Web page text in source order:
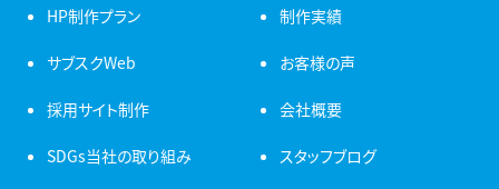
HP制作プラン
サブスクWeb
採用サイト制作
制作実績
お客様の声
会社概要
SDGs当社の取り組み スタッフブログ